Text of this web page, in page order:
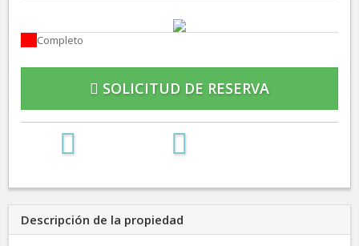
Completo
SOLICITUD DE RESERVA
Descripción de la propiedad